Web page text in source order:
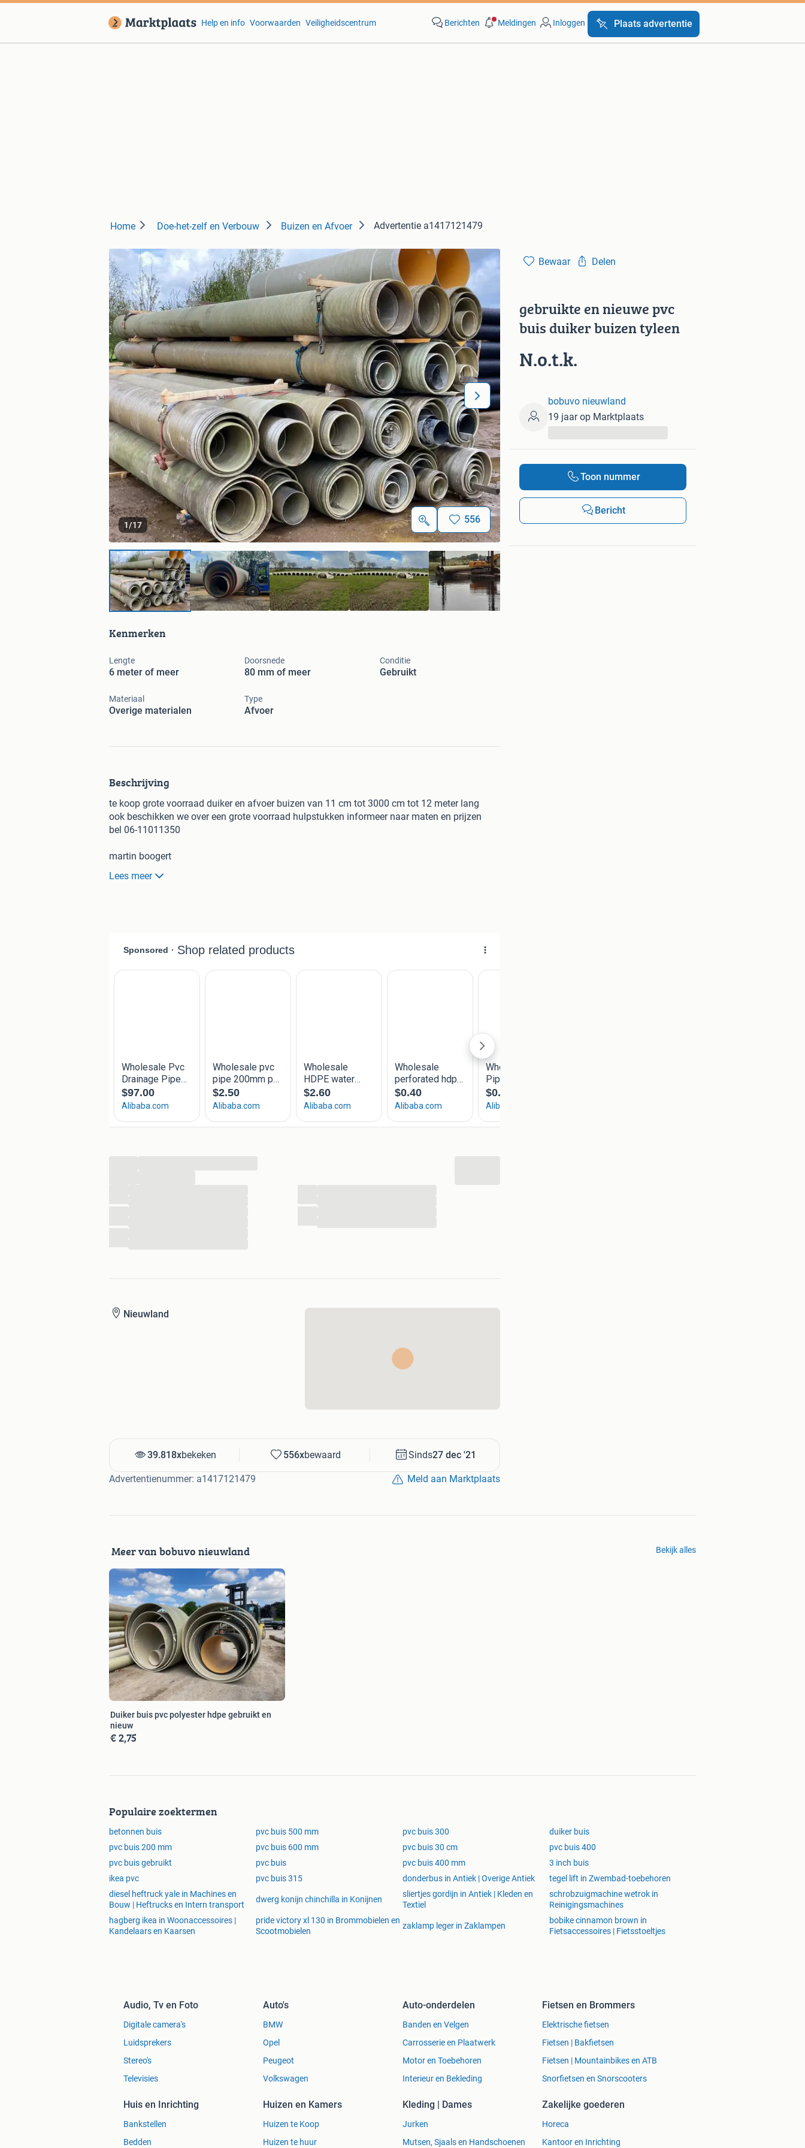
Help en info Voorwaarden Veiligheidscentrum Berichten Meldingen Inloggen Plaats advertentie
Home Doe-het-zelf en Verbouw Buizen en Afvoer Advertentie a1417121479
1/17 556
Kenmerken
Lengte
6 meter of meer
Doorsnede
80 mm of meer
Conditie
Gebruikt
Materiaal
Overige materialen
Type
Afvoer
Beschrijving
te koop grote voorraad duiker en afvoer buizen van 11 cm tot 3000 cm tot 12 meter lang
ook beschikken we over een grote voorraad hulpstukken informeer naar maten en prijzen
bel 06-11011350
martin boogert
Lees meer
Nieuwland
39.818xbekeken 556xbewaard Sinds27 dec '21
Advertentienummer: a1417121479 Meld aan Marktplaats
Bewaar Delen
gebruikte en nieuwe pvc
buis duiker buizen tyleen
N.o.t.k.
bobuvo nieuwland
19 jaar op Marktplaats
Toon nummer
Bericht
Meer van bobuvo nieuwland Bekijk alles
Duiker buis pvc polyester hdpe gebruikt en
nieuw
€ 2,75
Populaire zoektermen
betonnen buis pvc buis 500 mm pvc buis 300
duiker buis
pvc buis 200 mm
pvc buis 600 mm pvc buis 30 cm
pvc buis 400
pvc buis gebruikt
pvc buis pvc buis 400 mm
3 inch buis
ikea pvc
pvc buis 315 donderbus in Antiek | Overige Antiek
tegel lift in Zwembad-toebehoren
diesel heftruck yale in Machines en
Bouw | Heftrucks en Intern transport
dwerg konijn chinchilla in Konijnen
sliertjes gordijn in Antiek | Kleden en
Textiel
schrobzuigmachine wetrok in
Reinigingsmachines
hagberg ikea in Woonaccessoires |
Kandelaars en Kaarsen
pride victory xl 130 in Brommobielen en
Scootmobielen
zaklamp leger in Zaklampen
bobike cinnamon brown in
Fietsaccessoires | Fietsstoeltjes
Audio, Tv en Foto
Digitale camera's
Luidsprekers
Stereo's
Televisies
Auto's
BMW
Opel
Peugeot
Volkswagen
Auto-onderdelen
Banden en Velgen
Carrosserie en Plaatwerk
Motor en Toebehoren
Interieur en Bekleding
Fietsen en Brommers
Elektrische fietsen
Fietsen | Bakfietsen
Fietsen | Mountainbikes en ATB
Snorfietsen en Snorscooters
Huis en Inrichting
Bankstellen
Bedden
Huizen en Kamers
Huizen te Koop
Huizen te huur
Kleding | Dames
Jurken
Mutsen, Sjaals en Handschoenen
Zakelijke goederen
Horeca
Kantoor en Inrichting